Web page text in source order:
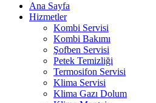
Ana Sayfa
Hizmetler
Kombi Servisi
Kombi Bakımı
Şofben Servisi
Petek Temizliği
Termosifon Servisi
Klima Servisi
Klima Gazı Dolum